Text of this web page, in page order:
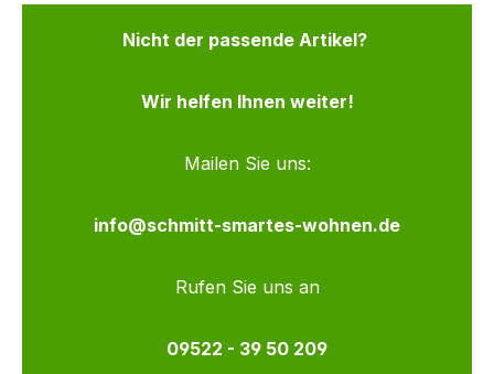
Nicht der passende Artikel?
Wir helfen Ihnen weiter!
Mailen Sie uns:
info@schmitt-smartes-wohnen.de
Rufen Sie uns an
09522 - 39 50 209